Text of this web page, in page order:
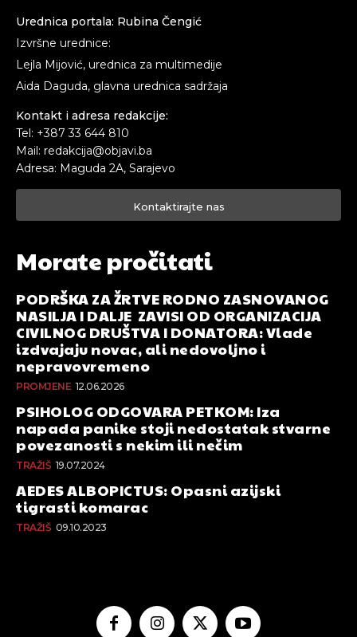
Urednica portala: Rubina Čengić
Izvršne urednice:
Lejla Mijović, urednica za multimedije
Aida Daguda, glavna urednica sadržaja
Kontakt i adresa redakcije:
Tel: +387 33 644 810
Mail: redakcija@objavi.ba
Adresa: Maguda 2A, Sarajevo
Kontaktirajte nas
Morate pročitati
PODRŠKA ZA ŽRTVE RODNO ZASNOVANOG
NASILJA I DALJE ZAVISI OD ORGANIZACIJA
CIVILNOG DRUŠTVA I DONATORA: Vlade
izdvajaju novac, ali nedovoljno i
nepravovremeno
PROMJENE 12.06.2026
PSIHOLOG ODGOVARA PETKOM: Iza
napada panike stoji nedostatak stvarne
povezanosti s nekim ili nečim
TRAŽIŠ 19.07.2024
AEDES ALBOPICTUS: Opasni azijski
tigrasti komarac
TRAŽIŠ 09.10.2023